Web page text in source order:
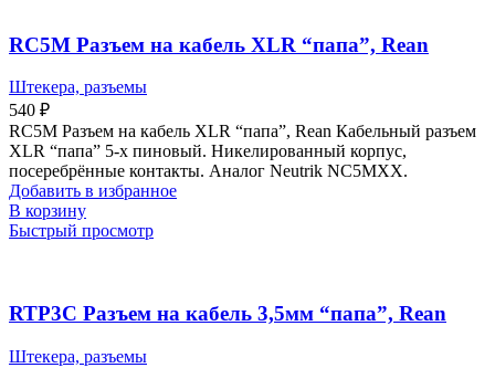
RC5M Разъем на кабель XLR “папа”, Rean
Штекера, разъемы
540 ₽
RC5M Разъем на кабель XLR “папа”, Rean Кабельный разъем
XLR “папа” 5-х пиновый. Никелированный корпус,
посеребрённые контакты. Аналог Neutrik NC5MXX.
Добавить в избранное
В корзину
Быстрый просмотр
RTP3C Разъем на кабель 3,5мм “папа”, Rean
Штекера, разъемы